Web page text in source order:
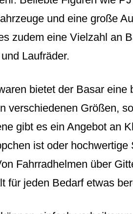
und eine große
zudem eine Vielzahl an
Laufräder.
bietet der Basar
verschiedenen Größen,
gibt es ein Angebot an
ist oder
Fahrradhelmen über
für jeden Bedarf etwas